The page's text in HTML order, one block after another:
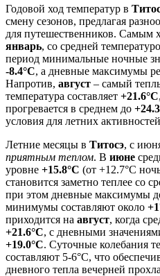
Годовой ход температур в
смену сезонов, предлагая
для путешественников. Самым
январь, со средней
период минимальные ночные
-8.4°C, а дневные максимумы
Напротив, август – самый
температура составляет +21.6°C
прогревается в среднем до
условия для летних
Летние месяцы в Титосэ, с
приятным теплом. В июне
уровне +15.8°C (от +12.7°C
становится заметно теплее со
при этом дневные максимумы
минимумы составляют около
приходится на август, когда
+21.6°C, с дневными
+19.0°C. Суточные колебания
составляют 5-6°C, что
дневного тепла вечерней